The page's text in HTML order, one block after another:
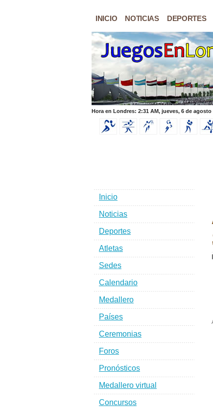
INICIO NOTICIAS DEPORTES
Hora en Londres: 2:31 AM, jueves, 6 de agosto
Inicio
Noticias
Deportes
Atletas
Sedes
Calendario
Medallero
Países
Ceremonias
Foros
Pronósticos
Medallero virtual
Concursos